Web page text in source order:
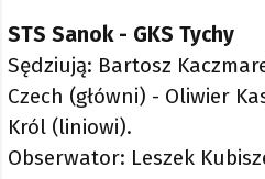
STS Sanok - GKS Tychy
Sędziują: Bartosz
Czech (główni) - Oliwier
Król (liniowi).
Obserwator: Leszek